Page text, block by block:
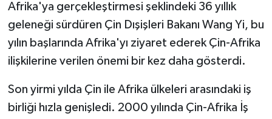
Afrika'ya gerçekleştirmesi şeklindeki 36 yıllık
geleneği sürdüren Çin Dışişleri Bakanı Wang Yi, bu
yılın başlarında Afrika'yı ziyaret ederek Çin-Afrika
ilişkilerine verilen önemi bir kez daha gösterdi.
Son yirmi yılda Çin ile Afrika ülkeleri arasındaki iş
birliği hızla genişledi. 2000 yılında Çin-Afrika İş